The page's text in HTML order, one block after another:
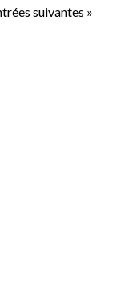
suivantes »